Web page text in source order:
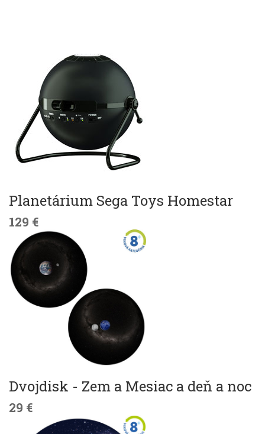
Planetárium Sega Toys Homestar
129 €
Dvojdisk - Zem a Mesiac a deň a noc
29 €